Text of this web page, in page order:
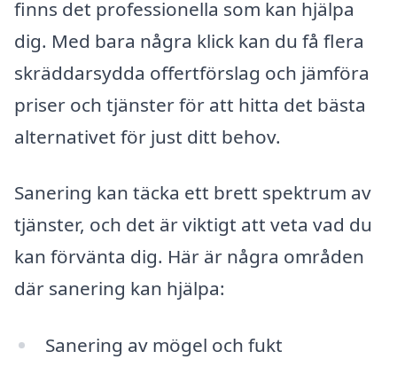
finns det professionella som kan hjälpa
dig. Med bara några klick kan du få flera
skräddarsydda offertförslag och jämföra
priser och tjänster för att hitta det bästa
alternativet för just ditt behov.
Sanering kan täcka ett brett spektrum av
tjänster, och det är viktigt att veta vad du
kan förvänta dig. Här är några områden
där sanering kan hjälpa:
Sanering av mögel och fukt